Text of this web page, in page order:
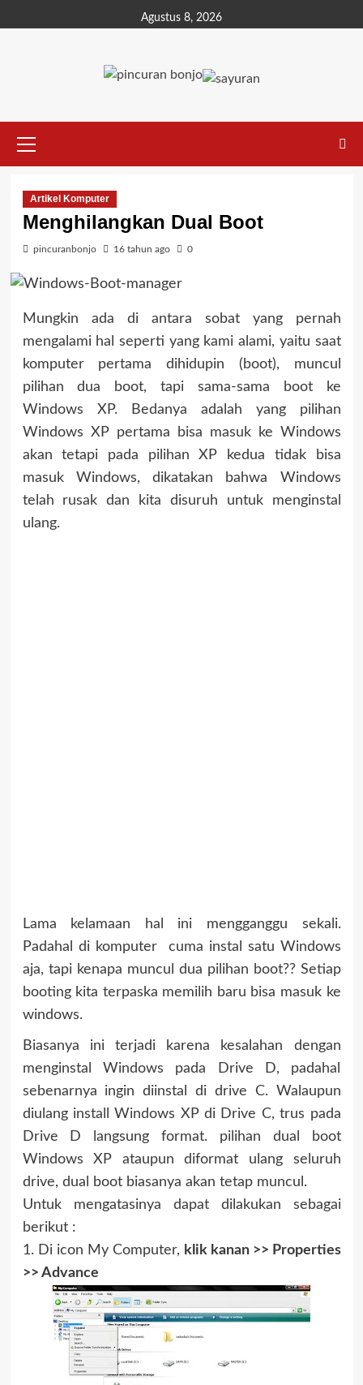
Agustus 8, 2026
Artikel Komputer
Menghilangkan Dual Boot
pincuranbonjo 16 tahun ago 0
Mungkin ada di antara sobat yang pernah
mengalami hal seperti yang kami alami, yaitu saat
komputer pertama dihidupin (boot), muncul
pilihan dua boot, tapi sama-sama boot ke
Windows XP. Bedanya adalah yang pilihan
Windows XP pertama bisa masuk ke Windows
akan tetapi pada pilihan XP kedua tidak bisa
masuk Windows, dikatakan bahwa Windows
telah rusak dan kita disuruh untuk menginstal
ulang.
Lama kelamaan hal ini mengganggu sekali.
Padahal di komputer cuma instal satu Windows
aja, tapi kenapa muncul dua pilihan boot?? Setiap
booting kita terpaska memilih baru bisa masuk ke
windows.
Biasanya ini terjadi karena kesalahan dengan
menginstal Windows pada Drive D, padahal
sebenarnya ingin diinstal di drive C. Walaupun
diulang install Windows XP di Drive C, trus pada
Drive D langsung format. pilihan dual boot
Windows XP ataupun diformat ulang seluruh
drive, dual boot biasanya akan tetap muncul.
Untuk mengatasinya dapat dilakukan sebagai
berikut :
1. Di icon My Computer, klik kanan >> Properties
>> Advance